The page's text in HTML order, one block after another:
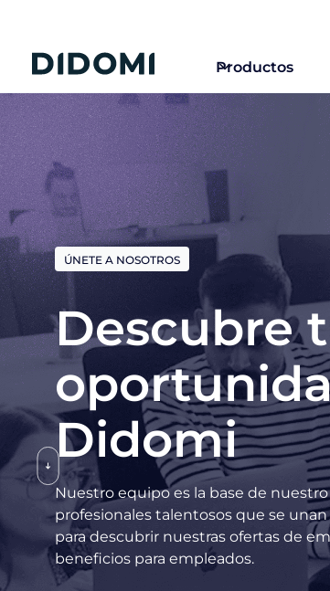
Productos
ÚNETE A NOSOTROS
Descubre
Didomi
Nuestro equipo es la base de
profesionales talentosos que se
para descubrir nuestras ofertas de
beneficios para empleados.